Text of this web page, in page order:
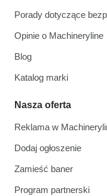
Porady dotyczące
Opinie o Machineryline
Blog
Katalog marki
Nasza oferta
Reklama w
Dodaj ogłoszenie
Zamieść baner
Program partnerski